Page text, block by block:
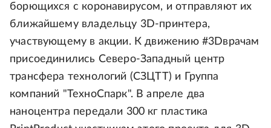
борющихся с коронавирусом, и отправляют их
ближайшему владельцу 3D-принтера,
участвующему в акции. К движению #3Dврачам
присоединились Северо-Западный центр
трансфера технологий (СЗЦТТ) и Группа
компаний "ТехноСпарк". В апреле два
наноцентра передали 300 кг пластика